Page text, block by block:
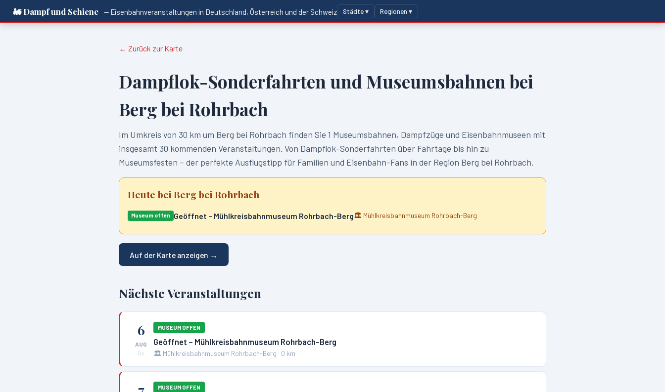
🚂 Dampf und Schiene — Eisenbahnveranstaltungen in Deutschland, Österreich und der Schweiz Städte ▾ Regionen ▾
← Zurück zur Karte
Dampflok-Sonderfahrten und Museumsbahnen bei
Berg bei Rohrbach
Im Umkreis von 30 km um Berg bei Rohrbach finden Sie 1 Museumsbahnen, Dampfzüge und Eisenbahnmuseen mit
insgesamt 30 kommenden Veranstaltungen. Von Dampflok-Sonderfahrten über Fahrtage bis hin zu
Museumsfesten – der perfekte Ausflugstipp für Familien und Eisenbahn-Fans in der Region Berg bei Rohrbach.
Heute beiBerg bei Rohrbach
Museum offen Geöffnet – Mühlkreisbahnmuseum Rohrbach-Berg🏛️ Mühlkreisbahnmuseum Rohrbach-Berg
Auf der Karte anzeigen →
Nächste Veranstaltungen
6
AUG
Do
MUSEUM OFFEN
Geöffnet – Mühlkreisbahnmuseum Rohrbach-Berg
🏛️ Mühlkreisbahnmuseum Rohrbach-Berg · 0 km
MUSEUM OFFEN